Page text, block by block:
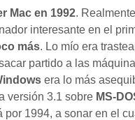
Mac en 1992.
interesante en el
más. Lo mío era
partido a las
era lo más
versión 3.1 sobre MS-
por 1994, a sonar en el